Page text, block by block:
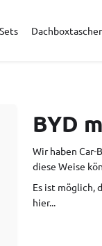
BYD
Wir haben
diese Weise
Es ist möglich,
hier...